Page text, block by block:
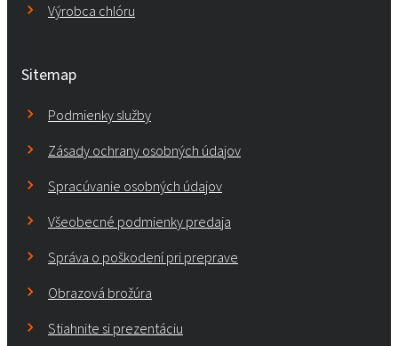
Výrobca chlóru
Sitemap
Podmienky služby
Zásady ochrany osobných údajov
Spracúvanie osobných údajov
Všeobecné podmienky predaja
Správa o poškodení pri preprave
Obrazová brožúra
Stiahnite si prezentáciu